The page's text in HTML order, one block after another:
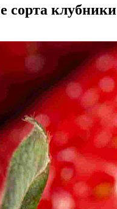
сорта клубники